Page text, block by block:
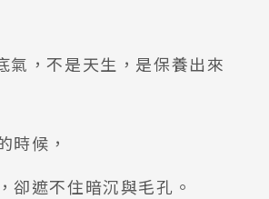
氣，不是天生，是保養出來
時候，
卻遮不住暗沉與毛孔。